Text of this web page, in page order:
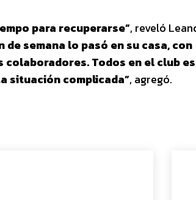
para recuperarse”, reveló
de semana lo pasó en su casa, con
Todos en el club
situación complicada”, agregó.